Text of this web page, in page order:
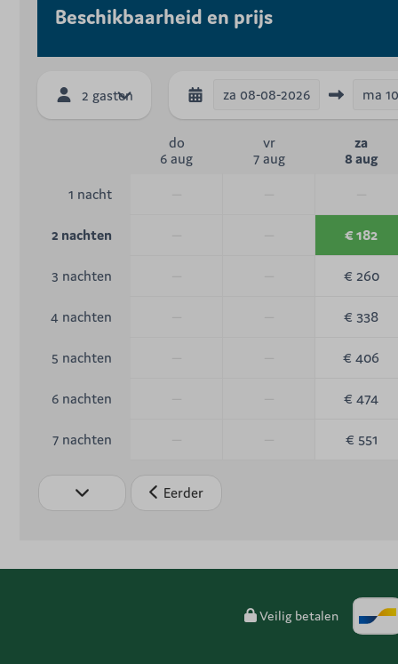
Beschikbaarheid en prijs
2 gasten za 08-08-2026 ma
do
6 aug
vr
7 aug
za
8 aug
1 nacht
2 nachten € 182
3 nachten € 260
4 nachten € 338
5 nachten € 406
6 nachten € 474
7 nachten € 551
Eerder
Veilig betalen